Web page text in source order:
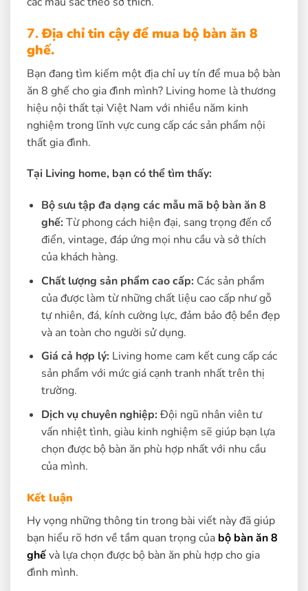
7.Địa chỉ tin cậy để mua bộ bàn ăn 8
ghế.
Bạn đang tìm kiếm một địa chỉ uy tín để mua bộ bàn
ăn 8 ghế cho gia đình mình? Living home là thương
hiệu nội thất tại Việt Nam với nhiều năm kinh
nghiệm trong lĩnh vực cung cấp các sản phẩm nội
thất gia đình.
Tại Living home, bạn có thể tìm thấy:
Bộ sưu tập đa dạng các mẫu mã bộ bàn ăn 8
ghế:Từ phong cách hiện đại, sang trọng đến cổ
điển, vintage, đáp ứng mọi nhu cầu và sở thích
của khách hàng.
Chất lượng sản phẩm cao cấp:Các sản phẩm
của được làm từ những chất liệu cao cấp như gỗ
tự nhiên, đá, kính cường lực, đảm bảo độ bền đẹp
và an toàn cho người sử dụng.
Giá cả hợp lý:Living home cam kết cung cấp các
sản phẩm với mức giá cạnh tranh nhất trên thị
trường.
Dịch vụ chuyên nghiệp:Đội ngũ nhân viên tư
vấn nhiệt tình, giàu kinh nghiệm sẽ giúp bạn lựa
chọn được bộ bàn ăn phù hợp nhất với nhu cầu
của mình.
Kết luận
Hy vọng những thông tin trong bài viết này đã giúp
bạn hiểu rõ hơn về tầm quan trọng của bộ bàn ăn 8
ghếvà lựa chọn được bộ bàn ăn phù hợp cho gia
đình mình.